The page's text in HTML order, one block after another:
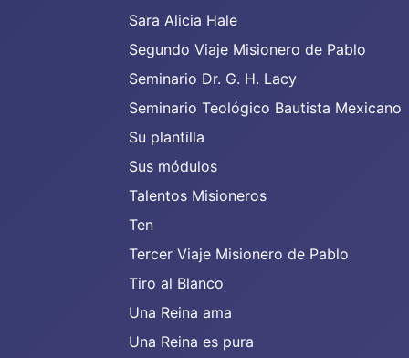
Sara Alicia Hale
Segundo Viaje Misionero de Pablo
Seminario Dr. G. H. Lacy
Seminario Teológico Bautista Mexicano
Su plantilla
Sus módulos
Talentos Misioneros
Ten
Tercer Viaje Misionero de Pablo
Tiro al Blanco
Una Reina ama
Una Reina es pura